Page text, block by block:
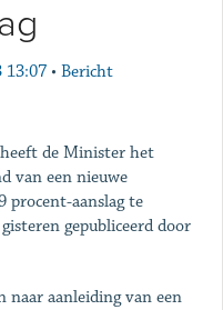
13:07 • Bericht
heeft de Minister het
van een nieuwe
procent-aanslag te
gepubliceerd door
naar aanleiding van een